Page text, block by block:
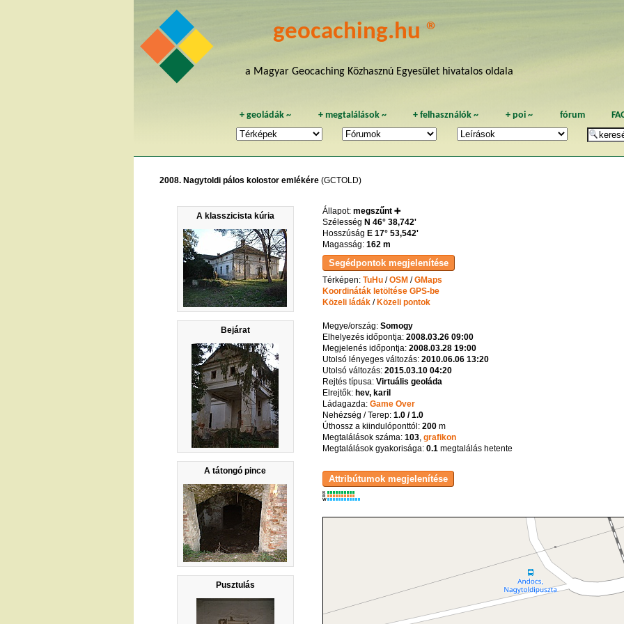
geocaching.hu ®
a Magyar Geocaching Közhasznú Egyesület hivatalos oldala
+geoládák ~ + megtalálások~ +felhasználók ~ + poi~ fórum
2008. Nagytoldi pálos kolostor emlékére (GCTOLD)
A klasszicista kúria
Bejárat
A tátongó pince
Pusztulás
Állapot: megszűnt ➕
Szélesség N 46° 38,742'
Hosszúság E 17° 53,542'
Magasság: 162 m
Térképen: TuHu/OSM /GMaps
Koordináták letöltése GPS-be
Közeli ládák/ Közeli pontok
Megye/ország: Somogy
Elhelyezés időpontja: 2008.03.26 09:00
Megjelenés időpontja: 2008.03.28 19:00
Utolsó lényeges változás: 2010.06.06 13:20
Utolsó változás: 2015.03.10 04:20
Rejtés típusa: Virtuális geoláda
Elrejtők: hev, karil
Ládagazda: Game Over
Nehézség / Terep: 1.0 / 1.0
Úthossz a kiindulóponttól: 200m
Megtalálások száma: 103, grafikon
Megtalálások gyakorisága: 0.1megtalálás hetente
K
R
W